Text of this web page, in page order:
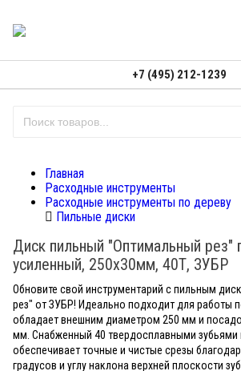
+7 (495) 212-1239
Главная
Расходные инструменты
Расходные инструменты по дереву
Пильные диски
Диск пильный "Оптимальный рез"
усиленный, 250х30мм, 40Т, ЗУБР
Обновите свой инструментарий с пильным
рез" от ЗУБР! Идеально подходит для работы
обладает внешним диаметром 250 мм и
мм. Снабженный 40 твердосплавными зубьями
обеспечивает точные и чистые срезы
градусов и углу наклона верхней плоскости